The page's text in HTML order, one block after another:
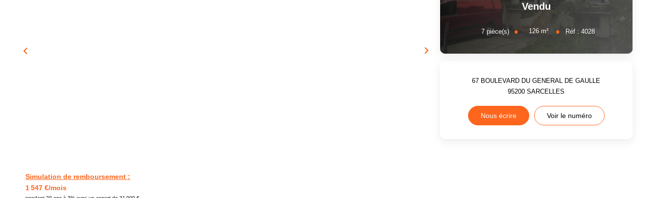
Simulation de remboursement :
1 547 €/mois
Vendu
7pièce(s) 126m² Réf :4028
67 BOULEVARD DU GENERAL DE GAULLE
95200SARCELLES
Nous écrire Voir le numéro